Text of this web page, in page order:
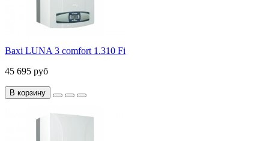
Baxi LUNA 3 comfort 1.310 Fi
45 695 руб
В корзину